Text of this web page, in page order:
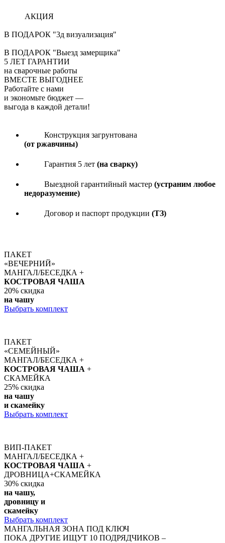
АКЦИЯ
В ПОДАРОК "3д визуализация"
В ПОДАРОК "Выезд замерщика"
5 ЛЕТ ГАРАНТИИ
на сварочные работы
ВМЕСТЕ ВЫГОДНЕЕ
Работайте с нами
и экономьте бюджет —
выгода в каждой детали!
Конструкция загрунтована
(от ржавчины)
Гарантия 5 лет (на сварку)
Выездной гарантийный мастер (устраним любое
недоразумение)
Договор и паспорт продукции (ТЗ)
ПАКЕТ
«ВЕЧЕРНИЙ»
МАНГАЛ/БЕСЕДКА +
КОСТРОВАЯ ЧАША
20% скидка
на чашу
Выбрать комплект
ПАКЕТ
«СЕМЕЙНЫЙ»
МАНГАЛ/БЕСЕДКА +
КОСТРОВАЯ ЧАША +
СКАМЕЙКА
25% скидка
на чашу
и скамейку
Выбрать комплект
ВИП-ПАКЕТ
МАНГАЛ/БЕСЕДКА +
КОСТРОВАЯ ЧАША +
ДРОВНИЦА+СКАМЕЙКА
30% скидка
на чашу,
дровницу и
скамейку
Выбрать комплект
МАНГАЛЬНАЯ ЗОНА ПОД КЛЮЧ
ПОКА ДРУГИЕ ИЩУТ 10 ПОДРЯДЧИКОВ –